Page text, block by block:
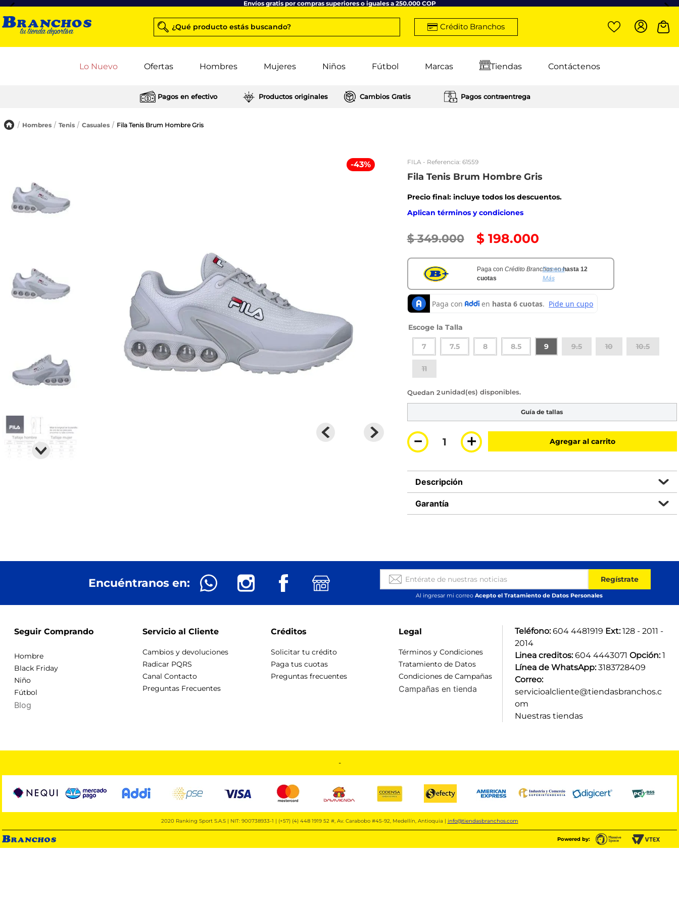
Envíos gratis por compras superiores o iguales a 250.000 COP
¿Qué producto estás buscando? Crédito Branchos
Lo Nuevo Ofertas Hombres Mujeres Niños Fútbol Marcas Tiendas Contáctenos
Pagos en efectivo Productos originales Cambios Gratis Pagos contraentrega
Hombres Tenis Casuales Fila Tenis Brum Hombre Gris
-43% FILA- Referencia: 61559
Fila Tenis Brum Hombre Gris
Precio final: incluye todos los descuentos.
Aplican términos y condiciones
$ 349.000 $ 198.000
Paga con Crédito Branchosenhasta 12
cuotas
Conoce
Más
Talla
7 7.5 8 8.5 9 9.5 10 10.5
11
2 disponibles
Guía de tallas
＋
－ Agregar al carrito
Descripción
Garantía
Encuéntranos en: Regístrate
Al ingresar mi correo Acepto el Tratamiento de Datos Personales
Seguir Comprando
Hombre
Black Friday
Niño
Fútbol
Blog
Servicio al Cliente
Cambios y devoluciones
Radicar PQRS
Canal Contacto
Preguntas Frecuentes
Créditos
Solicitar tu crédito
Paga tus cuotas
Preguntas frecuentes
Legal
Términos y Condiciones
Tratamiento de Datos
Condiciones de Campañas
Campañas en tienda
Teléfono: 604 4481919 Ext: 128 - 2011 -
2014
Linea creditos: 604 4443071 Opción: 1
Línea de WhatsApp: 3183728409
Correo:
servicioalcliente@tiendasbranchos.c
om
Nuestras tiendas
-
2020 Ranking Sport S.A.S | NIT: 900738933-1 | (+57) (4) 448 1919 52 #, Av. Carabobo #45-92, Medellín, Antioquia | info@tiendasbranchos.com
Powered by: